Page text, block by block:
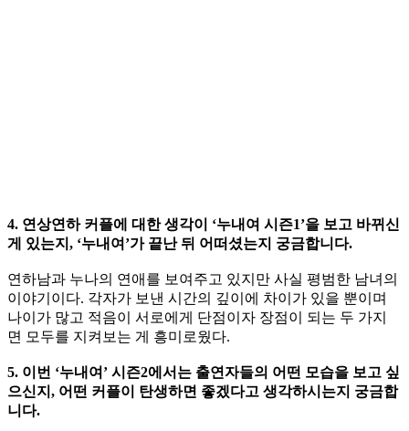
4. 연상연하 커플에 대한 생각이 ‘누내여 시즌1’을 보고 바뀌신
게 있는지, ‘누내여’가 끝난 뒤 어떠셨는지 궁금합니다.
연하남과 누나의 연애를 보여주고 있지만 사실 평범한 남녀의
이야기이다. 각자가 보낸 시간의 깊이에 차이가 있을 뿐이며
나이가 많고 적음이 서로에게 단점이자 장점이 되는 두 가지
면 모두를 지켜보는 게 흥미로웠다.
5. 이번 ‘누내여’ 시즌2에서는 출연자들의 어떤 모습을 보고 싶
으신지, 어떤 커플이 탄생하면 좋겠다고 생각하시는지 궁금합
니다.